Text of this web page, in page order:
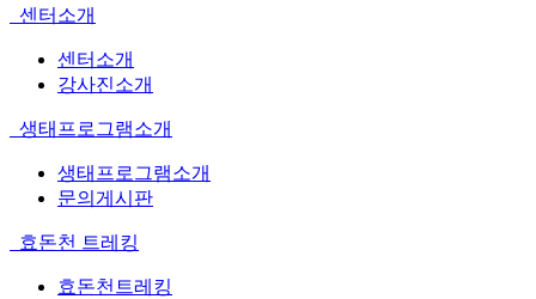
센터소개
센터소개
강사진소개
생태프로그램소개
생태프로그램소개
문의게시판
효돈천 트레킹
효돈천트레킹